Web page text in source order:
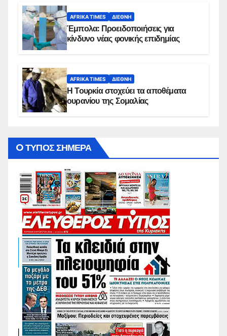
AFRIKA TIMES ΔΙΕΘΝΉ
Έμπολα: Προειδοποιήσεις για
κίνδυνο νέας φονικής επιδημίας
AFRIKA TIMES ΔΙΕΘΝΉ
Η Τουρκία στοχεύει τα αποθέματα
ουρανίου της Σομαλίας
O ΤΥΠΟΣ ΣΗΜΕΡΑ